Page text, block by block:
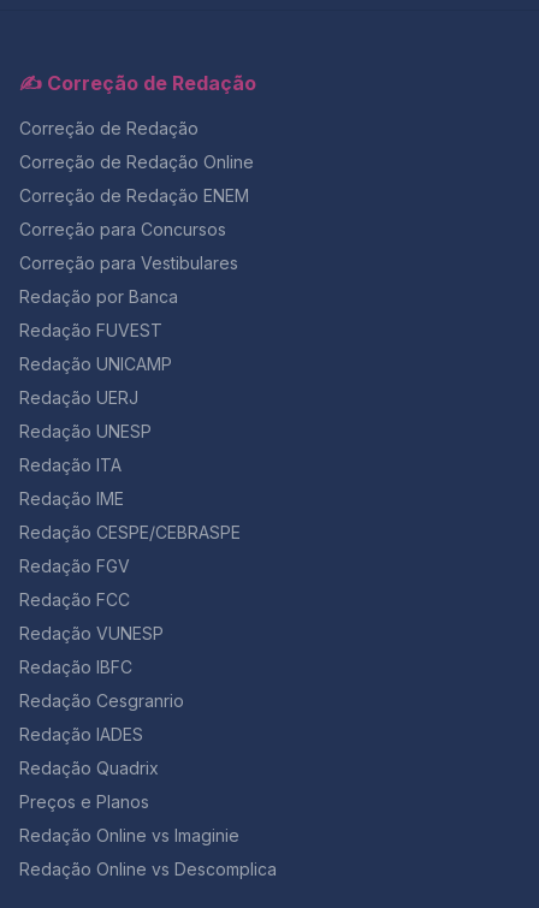
✍️ Correção de Redação
Correção de Redação
Correção de Redação Online
Correção de Redação ENEM
Correção para Concursos
Correção para Vestibulares
Redação por Banca
Redação FUVEST
Redação UNICAMP
Redação UERJ
Redação UNESP
Redação ITA
Redação IME
Redação CESPE/CEBRASPE
Redação FGV
Redação FCC
Redação VUNESP
Redação IBFC
Redação Cesgranrio
Redação IADES
Redação Quadrix
Preços e Planos
Redação Online vs Imaginie
Redação Online vs Descomplica